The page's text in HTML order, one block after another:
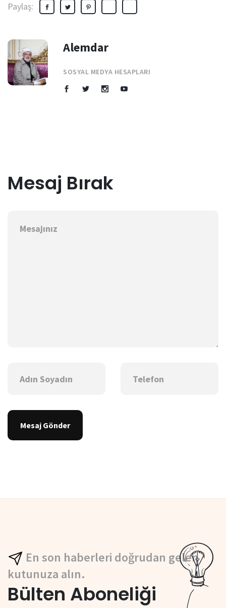
Paylaş:
Alemdar
SOSYAL MEDYA HESAPLARI
Mesaj Bırak
Mesaj Gönder
En son haberleri doğrudan gelen
kutunuza alın.
Bülten Aboneliği